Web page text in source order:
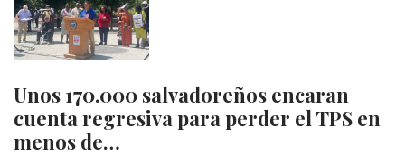
Unos 170.000 salvadoreños encaran
cuenta regresiva para perder el TPS en
menos de…